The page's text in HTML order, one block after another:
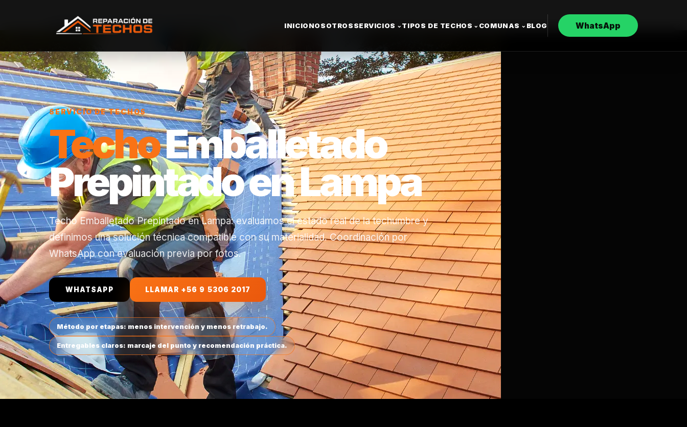
INICIONOSOTROSSERVICIOS ⌄ TIPOS DE TECHOS ⌄ COMUNAS ⌄ BLOG WhatsApp
Inicio/Servicios/Techo Emballetado Prepintado
SERVICIO DE TECHOS
TechoEmballetado
Prepintado en Lampa
Techo Emballetado Prepintado en Lampa: evaluamos el estado real de la techumbre y
definimos una solución técnica compatible con su materialidad. Coordinación por
WhatsApp con evaluación previa por fotos.
WHATSAPP LLAMAR +56 9 5306 2017
Método por etapas: menos intervención y menos retrabajo.
Entregables claros: marcaje del punto y recomendación práctica.